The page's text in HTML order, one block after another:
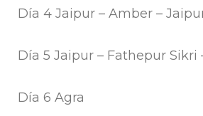
Día 4 Jaipur – Amber –
Día 5 Jaipur – Fathepur Sikri
Día 6 Agra